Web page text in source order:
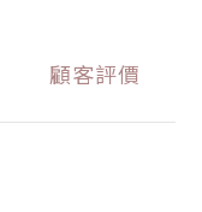
顧客評價